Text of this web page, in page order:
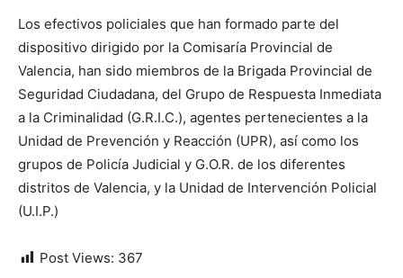
Los efectivos policiales que han formado parte del
dispositivo dirigido por la Comisaría Provincial de
Valencia, han sido miembros de la Brigada Provincial de
Seguridad Ciudadana, del Grupo de Respuesta Inmediata
a la Criminalidad (G.R.I.C.), agentes pertenecientes a la
Unidad de Prevención y Reacción (UPR), así como los
grupos de Policía Judicial y G.O.R. de los diferentes
distritos de Valencia, y la Unidad de Intervención Policial
(U.I.P.)
Post Views: 367